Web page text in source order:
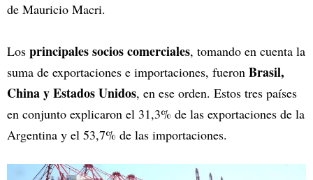
de Mauricio Macri.
Los principales socios comerciales, tomando en cuenta la
suma de exportaciones e importaciones, fueron Brasil,
China y Estados Unidos, en ese orden. Estos tres países
en conjunto explicaron el 31,3% de las exportaciones de la
Argentina y el 53,7% de las importaciones.